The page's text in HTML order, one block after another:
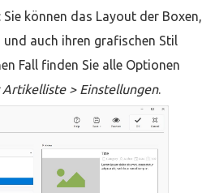
können das Layout der Boxen,
auch ihren grafischen Stil
Fall finden Sie alle Optionen
Artikelliste > Einstellungen.